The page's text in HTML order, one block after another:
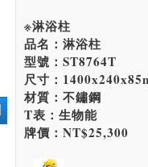
※淋浴柱
品名：淋浴柱
型號：ST8764T
尺寸：
材質：不鏽鋼
T表：生物能
牌價：NT$25,300